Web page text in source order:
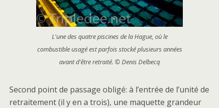
L'une des quatre piscines de la Hague, où le
combustible usagé est parfois stocké plusieurs années
avant d'être retraité. © Denis Delbecq
Second point de passage obligé: à l’entrée de l’unité de
retraitement (il y en a trois), une maquette grandeur